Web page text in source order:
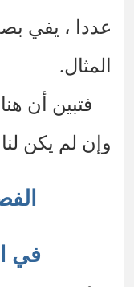
عددا ، يفي
المثال.
فتبين أن
وإن لم يكن
في